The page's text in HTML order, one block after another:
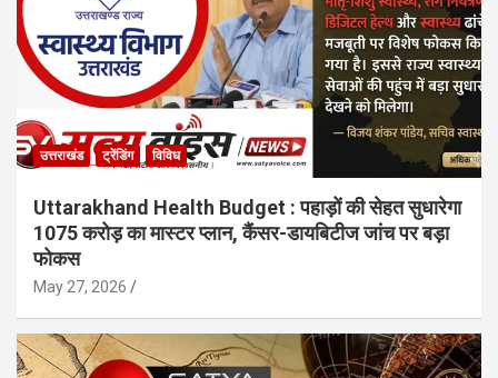
उत्तराखंड ट्रेंडिंग विविध
Uttarakhand Health Budget : पहाड़ों की सेहत सुधारेगा
1075 करोड़ का मास्टर प्लान, कैंसर-डायबिटीज जांच पर बड़ा
फोकस
May 27, 2026